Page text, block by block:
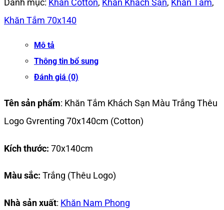
Danh mục: Khăn Cotton, Khăn Khách Sạn, Khăn Tắm,
Khăn Tắm 70x140
Mô tả
Thông tin bổ sung
Đánh giá (0)
Tên sản phẩm: Khăn Tắm Khách Sạn Màu Trắng Thêu
Logo Gvrenting 70x140cm (Cotton)
Kích thước: 70x140cm
Màu sắc: Trắng (Thêu Logo)
Nhà sản xuất: Khăn Nam Phong